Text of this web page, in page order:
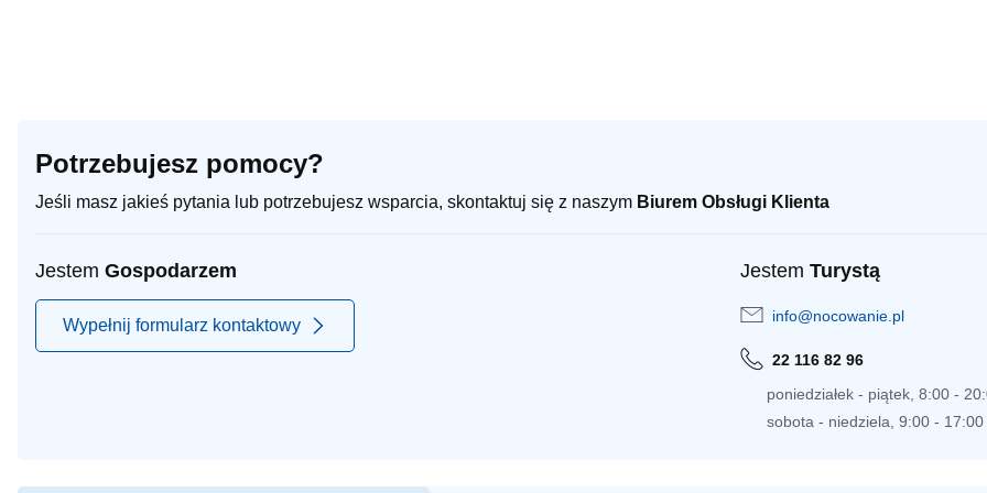
Potrzebujesz pomocy?
Jeśli masz jakieś pytania lub potrzebujesz wsparcia, skontaktuj się z naszym Biurem Obsługi Klienta
Jestem Gospodarzem
Wypełnij formularz kontaktowy
Jestem Turystą
info@nocowanie.pl
22 116 82 96
poniedziałek - piątek, 8:00 -
sobota - niedziela, 9:00 - 17:00